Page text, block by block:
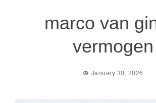
marco van
vermogen
January 30, 2026